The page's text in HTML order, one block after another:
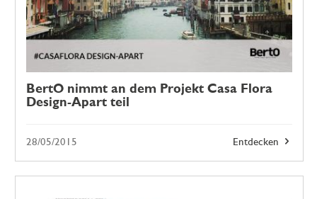
BertO nimmt an dem Projekt Casa Flora
Design-Apart teil
Entdecken
28/05/2015